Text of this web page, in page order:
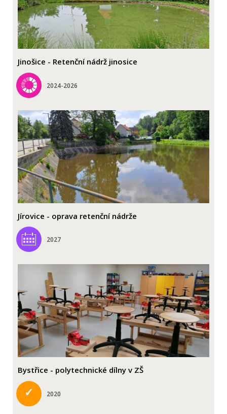
Jinošice - Retenční nádrž jinosice
2024-2026
Jírovice - oprava retenční nádrže
2027
Bystřice - polytechnické dílny v ZŠ
✓ 2020